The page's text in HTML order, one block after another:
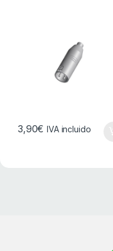
3,90€ IVA incluido